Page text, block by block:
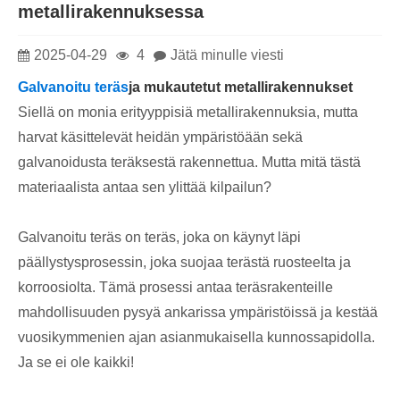
metallirakennuksessa
2025-04-29 4 Jätä minulle viesti
Galvanoitu teräsja mukautetut metallirakennukset
Siellä on monia erityyppisiä metallirakennuksia, mutta
harvat käsittelevät heidän ympäristöään sekä
galvanoidusta teräksestä rakennettua. Mutta mitä tästä
materiaalista antaa sen ylittää kilpailun?
Galvanoitu teräs on teräs, joka on käynyt läpi
päällystysprosessin, joka suojaa terästä ruosteelta ja
korroosiolta. Tämä prosessi antaa teräsrakenteille
mahdollisuuden pysyä ankarissa ympäristöissä ja kestää
vuosikymmenien ajan asianmukaisella kunnossapidolla.
Ja se ei ole kaikki!